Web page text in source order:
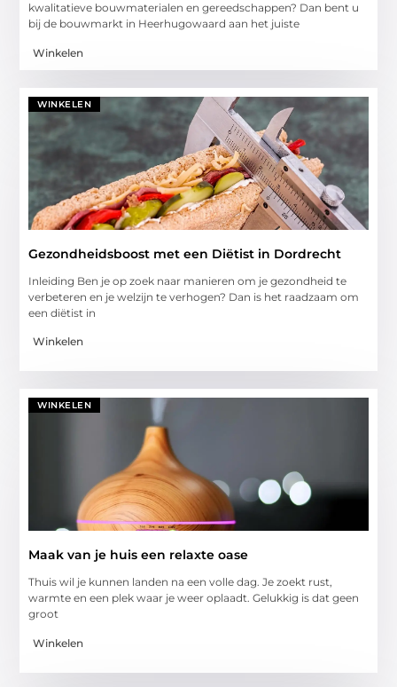
kwalitatieve bouwmaterialen en gereedschappen? Dan bent u
bij de bouwmarkt in Heerhugowaard aan het juiste
Winkelen
WINKELEN
Gezondheidsboost met een Diëtist in Dordrecht
Inleiding Ben je op zoek naar manieren om je gezondheid te
verbeteren en je welzijn te verhogen? Dan is het raadzaam om
een diëtist in
Winkelen
WINKELEN
Maak van je huis een relaxte oase
Thuis wil je kunnen landen na een volle dag. Je zoekt rust,
warmte en een plek waar je weer oplaadt. Gelukkig is dat geen
groot
Winkelen